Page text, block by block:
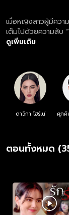
เมื่อหญิงสาวผู้มีควา
เต็มไปด้วยความลับ
คุณภาพ “เจษ เจษ
ดูเพิ่มเติม
ดาวิกา โฮร์เน่ ศุภศิ
ตอนทั้งหมด